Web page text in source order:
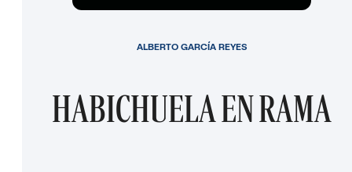
HABICHUELA EN RAMA
ALBERTO GARCÍA REYES